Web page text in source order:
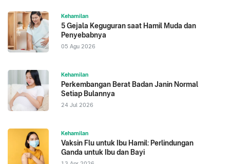
Kehamilan
5 Gejala Keguguran saat Hamil Muda dan
Penyebabnya
05 Agu 2026
Kehamilan
Perkembangan Berat Badan Janin Normal
Setiap Bulannya
24 Jul 2026
Kehamilan
Vaksin Flu untuk Ibu Hamil: Perlindungan
Ganda untuk Ibu dan Bayi